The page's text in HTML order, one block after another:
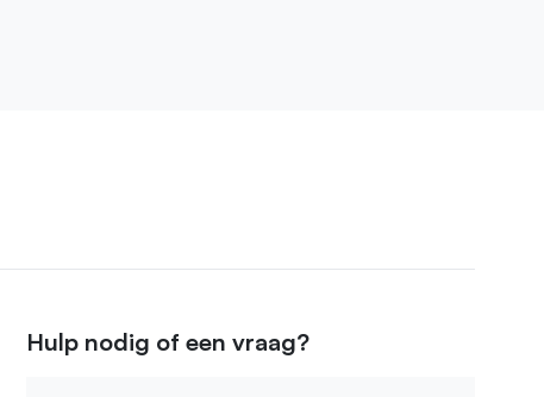
Hulp nodig of een vraag?